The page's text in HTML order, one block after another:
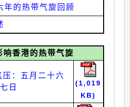
年的热带气旋回顾
香港的热带气旋
压：五月二十六
日
(1,019
KB)